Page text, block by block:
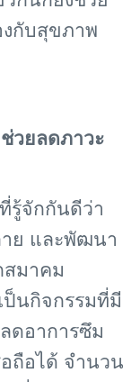
กับสุขภาพ
วยลดภาวะ
รู้จักกันดีว่า
ย และพัฒนา
มาคม
ป็นกิจกรรมที่มี
ดอาการซึม
ถือได้ จำนวน